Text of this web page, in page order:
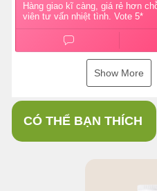
Hàng giao kĩ càng, giá rẻ hơn
viên tư vấn nhiệt tình. Vote 5*
Show More
CÓ THỂ BẠN THÍCH